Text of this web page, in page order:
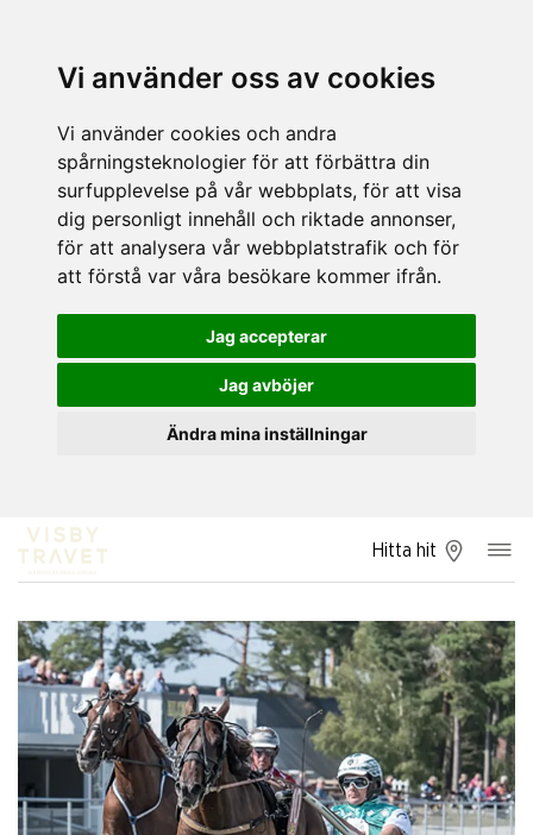
Vi använder oss av cookies
Vi använder cookies och andra
spårningsteknologier för att förbättra din
surfupplevelse på vår webbplats, för att visa
dig personligt innehåll och riktade annonser,
för att analysera vår webbplatstrafik och för
att förstå var våra besökare kommer ifrån.
Jag accepterar
Jag avböjer
Ändra mina inställningar
Hitta hit